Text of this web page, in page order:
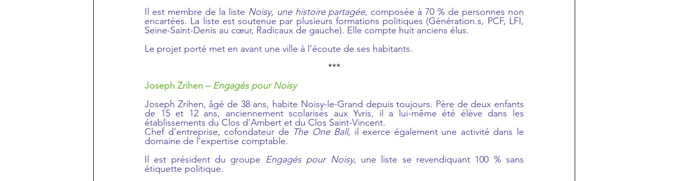
Il est membre de la liste Noisy, une histoire partagée, composée à 70 % de personnes non
encartées. La liste est soutenue par plusieurs formations politiques (Génération.s, PCF, LFI,
Seine-Saint-Denis au cœur, Radicaux de gauche). Elle compte huit anciens élus.
Le projet porté met en avant une ville à l’écoute de ses habitants.
***
Joseph Zrihen – Engagés pour Noisy
Joseph Zrihen, âgé de 38 ans, habite Noisy-le-Grand depuis toujours. Père de deux enfants
de 15 et 12 ans, anciennement scolarisés aux Yvris, il a lui-même été élève dans les
établissements du Clos d’Ambert et du Clos Saint-Vincent.
Chef d’entreprise, cofondateur de The One Ball, il exerce également une activité dans le
domaine de l’expertise comptable.
Il est président du groupe Engagés pour Noisy, une liste se revendiquant 100 % sans
étiquette politique.